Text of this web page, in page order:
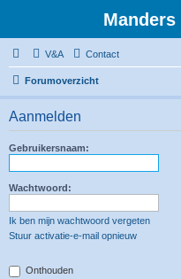
V&A Contact
Forumoverzicht
Aanmelden
Gebruikersnaam:
Wachtwoord:
Ik ben mijn wachtwoord vergeten
Stuur activatie-e-mail opnieuw
Onthouden